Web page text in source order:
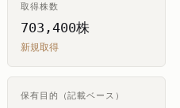
取得株数
703,400株
新規取得
保有目的（記載ベース）